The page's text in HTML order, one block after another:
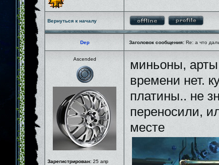
Вернуться к началу
Dep Заголовок сообщения: Re: а что
Ascended
Зарегистрирован: 25 апр
миньоны,
времени нет.
платины.. не
переносили,
месте